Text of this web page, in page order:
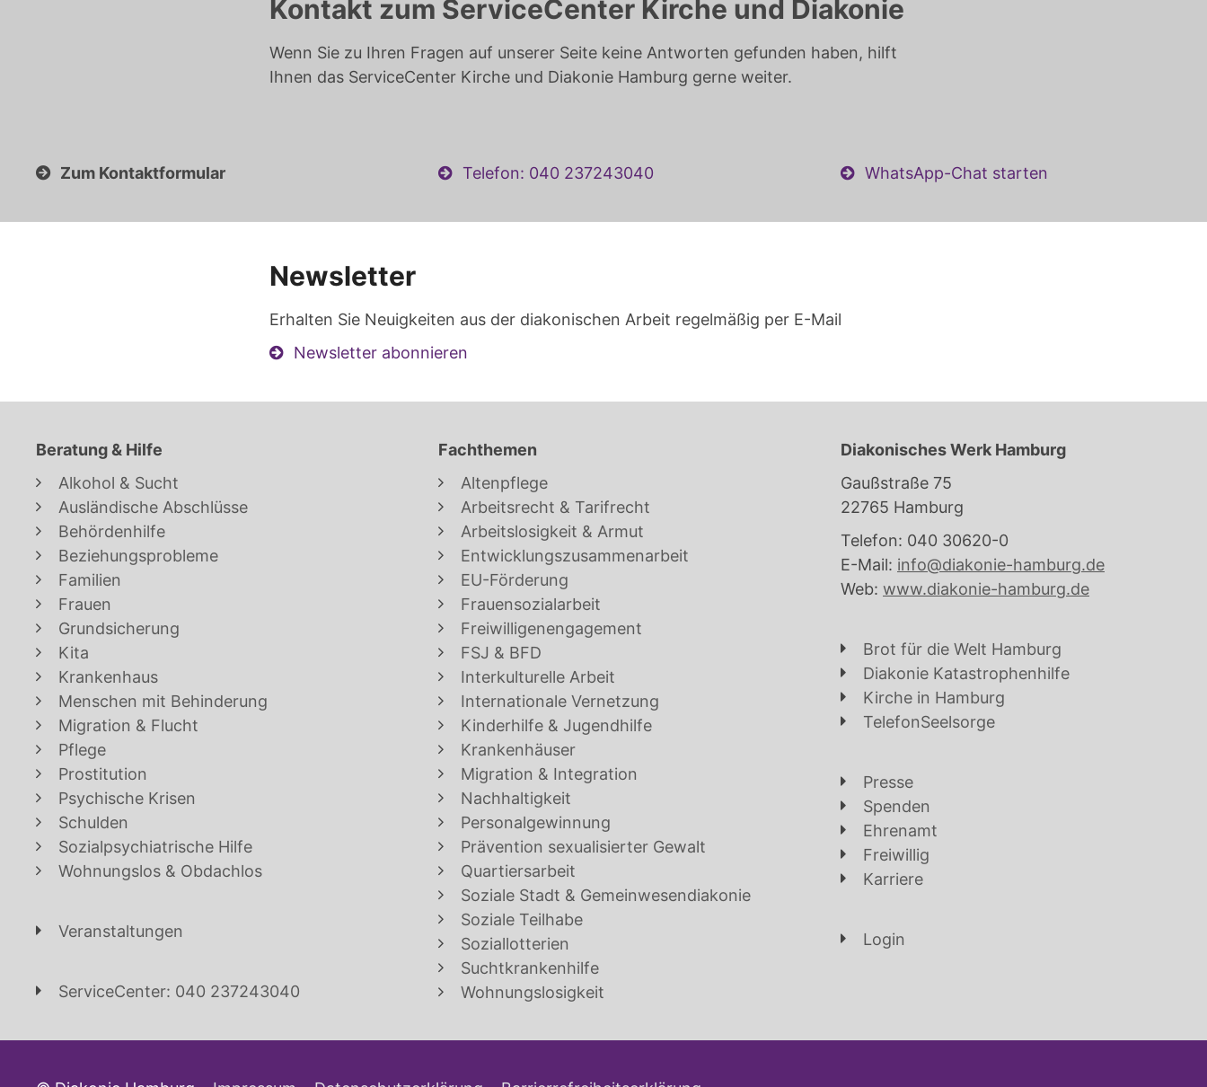
Kontakt zum ServiceCenter Kirche und Diakonie
Wenn Sie zu Ihren Fragen auf unserer Seite keine Antworten gefunden haben, hilft
Ihnen das ServiceCenter Kirche und Diakonie Hamburg gerne weiter.
Zum Kontaktformular Telefon: 040 237243040 WhatsApp-Chat starten
Newsletter
Erhalten Sie Neuigkeiten aus der diakonischen Arbeit regelmäßig per E-Mail
Newsletter abonnieren
Beratung & Hilfe
Alkohol & Sucht
Ausländische Abschlüsse
Behördenhilfe
Beziehungsprobleme
Familien
Frauen
Grundsicherung
Kita
Krankenhaus
Menschen mit Behinderung
Migration & Flucht
Pflege
Prostitution
Psychische Krisen
Schulden
Sozialpsychiatrische Hilfe
Wohnungslos & Obdachlos
Veranstaltungen
ServiceCenter: 040 237243040
Fachthemen
Altenpflege
Arbeitsrecht & Tarifrecht
Arbeitslosigkeit & Armut
Entwicklungszusammenarbeit
EU-Förderung
Frauensozialarbeit
Freiwilligenengagement
FSJ & BFD
Interkulturelle Arbeit
Internationale Vernetzung
Kinderhilfe & Jugendhilfe
Krankenhäuser
Migration & Integration
Nachhaltigkeit
Personalgewinnung
Prävention sexualisierter Gewalt
Quartiersarbeit
Soziale Stadt & Gemeinwesendiakonie
Soziale Teilhabe
Soziallotterien
Suchtkrankenhilfe
Wohnungslosigkeit
Diakonisches Werk Hamburg
Gaußstraße 75
22765 Hamburg
Telefon: 040 30620-0
E-Mail: info@diakonie-hamburg.de
Web: www.diakonie-hamburg.de
Brot für die Welt Hamburg
Diakonie Katastrophenhilfe
Kirche in Hamburg
TelefonSeelsorge
Presse
Spenden
Ehrenamt
Freiwillig
Karriere
Login